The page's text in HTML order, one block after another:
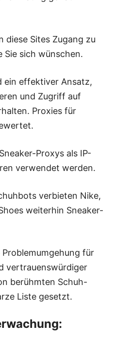
Sites Zugang zu
Sie sich wünschen.
ein effektiver Ansatz,
und Zugriff auf
Proxies für
Proxys als IP-
verwendet werden.
verbieten Nike,
weiterhin Sneaker-
für
vertrauenswürdiger
berühmten Schuh-
Liste gesetzt.